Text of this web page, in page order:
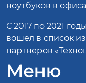
ноутбуков в
С 2017 по 2021
вошел в список
партнеров
Меню